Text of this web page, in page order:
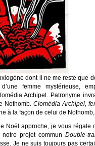
dont il ne me reste que
femme mystérieuse,
Archipel. Patronyme
Nothomb.Clomédia Archipel,
à la façon de celui de
Noël approche, je vous régale
notre projet commun Double-
Je ne suis toujours pas